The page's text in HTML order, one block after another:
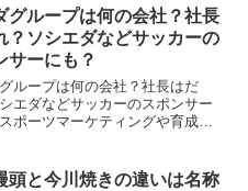
り方も紹介。正しい保存方法を
で、いつでも新鮮なタコ料理を
とができるメリットがありま
しいタコ料理を手軽に楽しむた
トが満載です。
グループは何の会社？社長
？ソシエダなどサッカーの
サーにも？
ループは何の会社？社長はだ
エダなどサッカーのスポンサー
ポーツマーケティングや育成ア
業です。
頭と今川焼きの違いは名称